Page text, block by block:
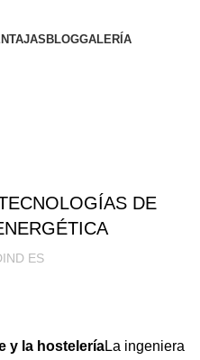
BLOGGALERÍA
DE
ES
y la hosteleríaLa ingeniera